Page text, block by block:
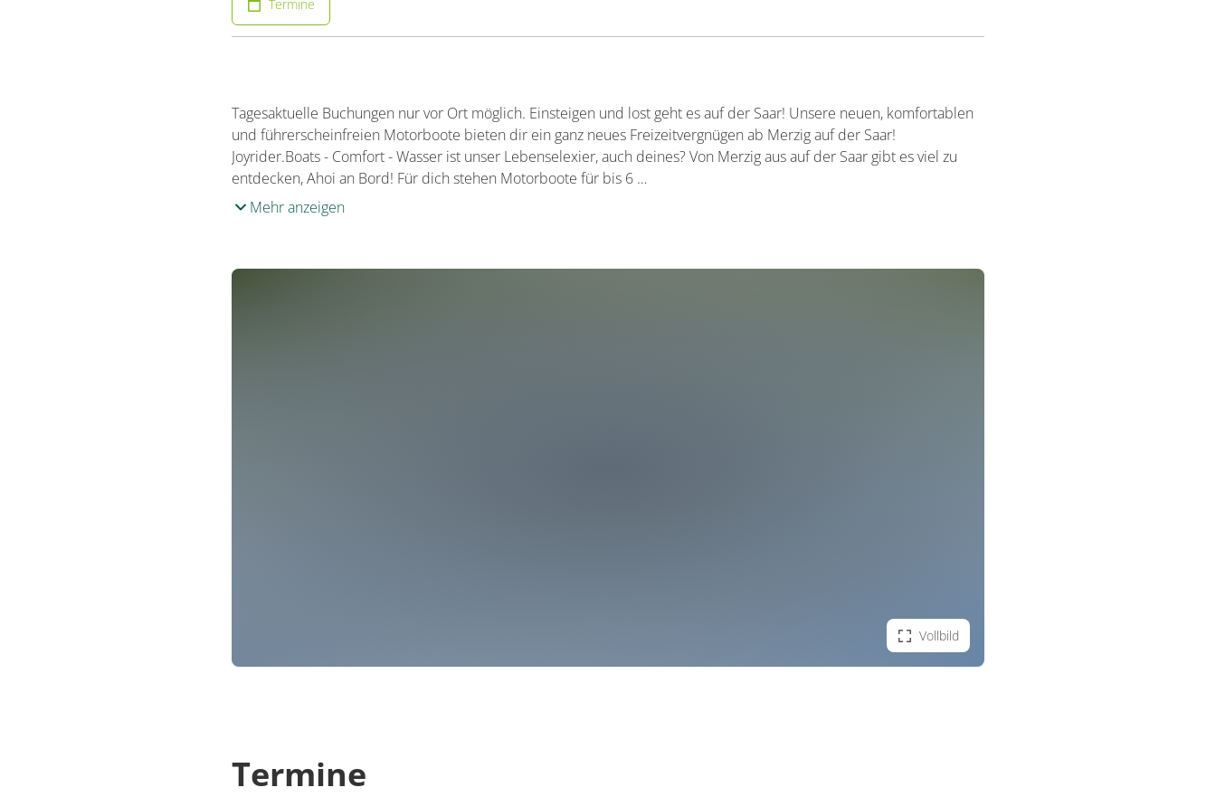
Termine
Tagesaktuelle Buchungen nur vor Ort möglich. Einsteigen und lost geht es auf der Saar! Unsere neuen, komfortablen
und führerscheinfreien Motorboote bieten dir ein ganz neues Freizeitvergnügen ab Merzig auf der Saar!
Joyrider.Boats - Comfort - Wasser ist unser Lebenselexier, auch deines? Von Merzig aus auf der Saar gibt es viel zu
entdecken, Ahoi an Bord! Für dich stehen Motorboote für bis 6 …
Mehr anzeigen
Vollbild
Termine